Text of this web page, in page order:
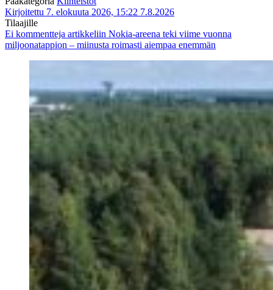
Kirjoitettu 7. elokuuta 2026, 15:22 7.8.2026
Tilaajille
Ei kommentteja artikkeliin Nokia-areena teki viime vuonna
miljoonatappion – miinusta roimasti aiempaa enemmän